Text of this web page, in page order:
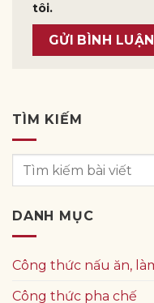
tôi.
TÌM KIẾM
DANH MỤC
Công thức nấu ăn,
Công thức pha chế